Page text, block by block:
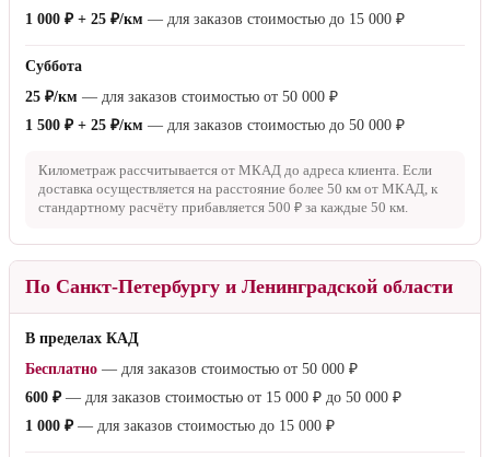
1 000 ₽ + 25 ₽/км — для заказов стоимостью до 15 000 ₽
Суббота
25 ₽/км — для заказов стоимостью от 50 000 ₽
1 500 ₽ + 25 ₽/км — для заказов стоимостью до 50 000 ₽
Километраж рассчитывается от МКАД до адреса клиента. Если
доставка осуществляется на расстояние более 50 км от МКАД, к
стандартному расчёту прибавляется 500 ₽ за каждые 50 км.
По Санкт-Петербургу и Ленинградской области
В пределах КАД
Бесплатно — для заказов стоимостью от 50 000 ₽
600 ₽— для заказов стоимостью от 15 000 ₽ до 50 000 ₽
1 000 ₽— для заказов стоимостью до 15 000 ₽